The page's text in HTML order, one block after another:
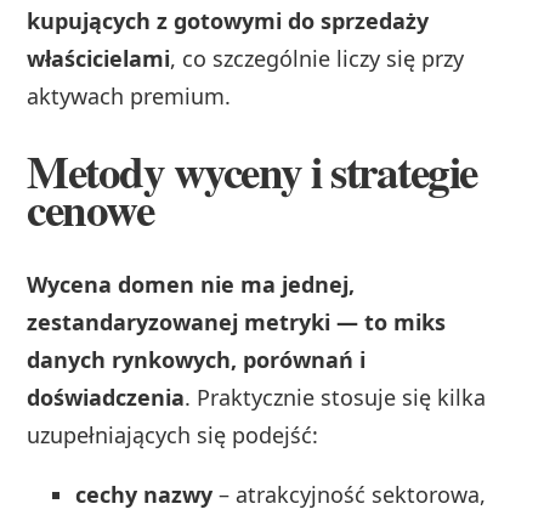
kupujących z gotowymi do sprzedaży
właścicielami, co szczególnie liczy się przy
aktywach premium.
Metody wyceny i strategie
cenowe
Wycena domen nie ma jednej,
zestandaryzowanej metryki — to miks
danych rynkowych, porównań i
doświadczenia. Praktycznie stosuje się kilka
uzupełniających się podejść:
cechy nazwy – atrakcyjność sektorowa,